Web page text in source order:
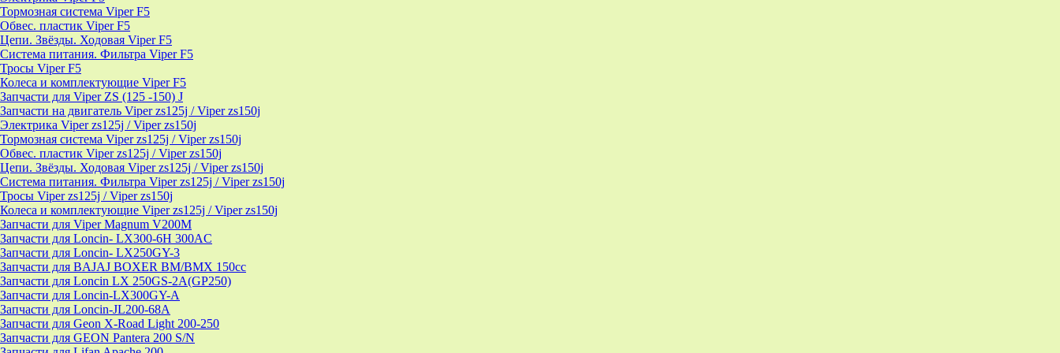
Тормозная система Viper F5
Обвес. пластик Viper F5
Цепи. Звёзды. Ходовая Viper F5
Система питания. Фильтра Viper F5
Тросы Viper F5
Колеса и комплектующие Viper F5
Запчасти для Viper ZS (125 -150) J
Запчасти на двигатель Viper zs125j / Viper zs150j
Электрика Viper zs125j / Viper zs150j
Тормозная система Viper zs125j / Viper zs150j
Обвес. пластик Viper zs125j / Viper zs150j
Цепи. Звёзды. Ходовая Viper zs125j / Viper zs150j
Система питания. Фильтра Viper zs125j / Viper zs150j
Тросы Viper zs125j / Viper zs150j
Колеса и комплектующие Viper zs125j / Viper zs150j
Запчасти для Viper Magnum V200M
Запчасти для Loncin- LX300-6H 300AC
Запчасти для Loncin- LX250GY-3
Запчасти для BAJAJ BOXER BM/ВМX 150cc
Запчасти для Loncin LX 250GS-2A(GP250)
Запчасти для Loncin-LX300GY-A
Запчасти для Loncin-JL200-68A
Запчасти для Geon X-Road Light 200-250
Запчасти для GEON Pantera 200 S/N